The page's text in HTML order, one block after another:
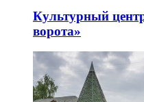
Культурный
ворота»